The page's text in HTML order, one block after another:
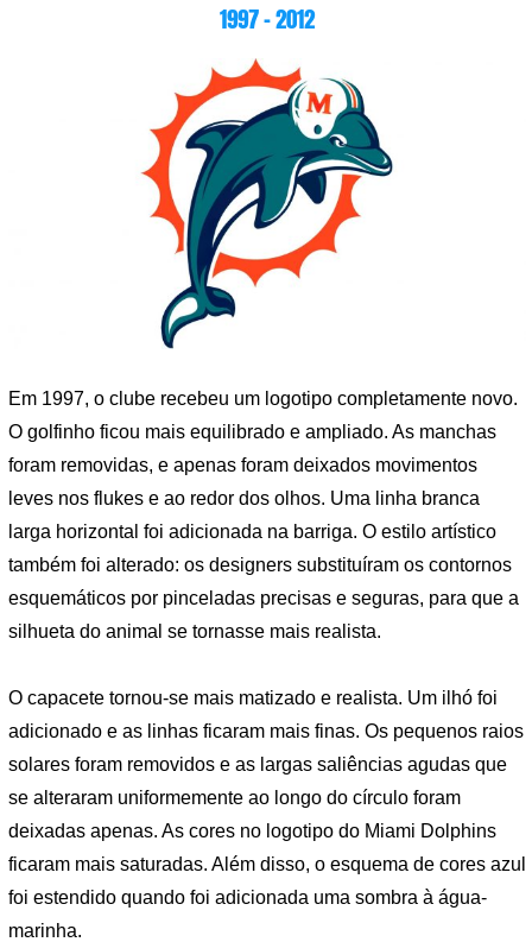
1997 – 2012
Em 1997, o clube recebeu um logotipo completamente novo.
O golfinho ficou mais equilibrado e ampliado. As manchas
foram removidas, e apenas foram deixados movimentos
leves nos flukes e ao redor dos olhos. Uma linha branca
larga horizontal foi adicionada na barriga. O estilo artístico
também foi alterado: os designers substituíram os contornos
esquemáticos por pinceladas precisas e seguras, para que a
silhueta do animal se tornasse mais realista.
O capacete tornou-se mais matizado e realista. Um ilhó foi
adicionado e as linhas ficaram mais finas. Os pequenos raios
solares foram removidos e as largas saliências agudas que
se alteraram uniformemente ao longo do círculo foram
deixadas apenas. As cores no logotipo do Miami Dolphins
ficaram mais saturadas. Além disso, o esquema de cores azul
foi estendido quando foi adicionada uma sombra à água-
marinha.